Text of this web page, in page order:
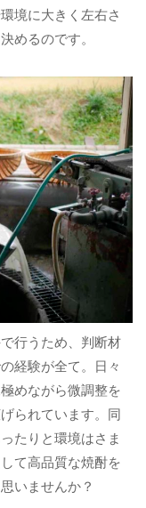
境に大きく左右さ
めるのです。
行うため、判断材
経験が全て。日々
めながら微調整を
られています。同
たりと環境はさま
て高品質な焼酎を
いませんか？